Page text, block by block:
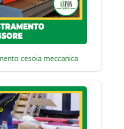
cesoia meccanica